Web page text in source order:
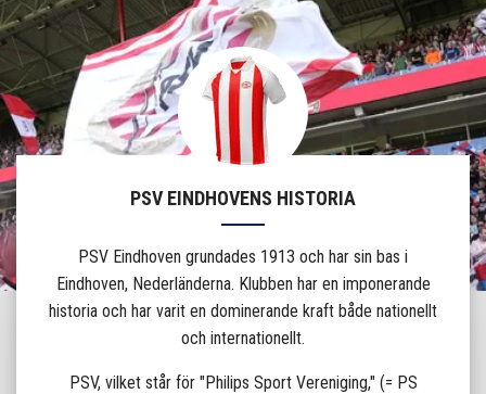
PSV EINDHOVENS HISTORIA
PSV Eindhoven grundades 1913 och har sin bas i
Eindhoven, Nederländerna. Klubben har en imponerande
historia och har varit en dominerande kraft både nationellt
och internationellt.
PSV, vilket står för "Philips Sport Vereniging," (= PS